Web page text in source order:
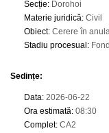
Secție: Dorohoi
Materie juridică: Civil
Obiect: Cerere în
Stadiu procesual : Fond
Sedințe:
Data: 2026-06-22
Ora estimată: 08:30
Complet: CA2